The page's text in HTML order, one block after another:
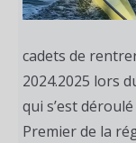
cadets de
2024.2025 lors
qui s’est
Premier de la